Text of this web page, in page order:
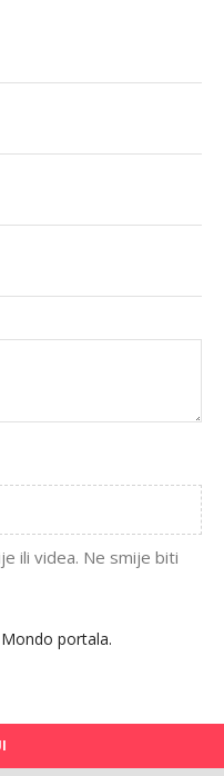
ili videa. Ne smije biti
Mondo portala.